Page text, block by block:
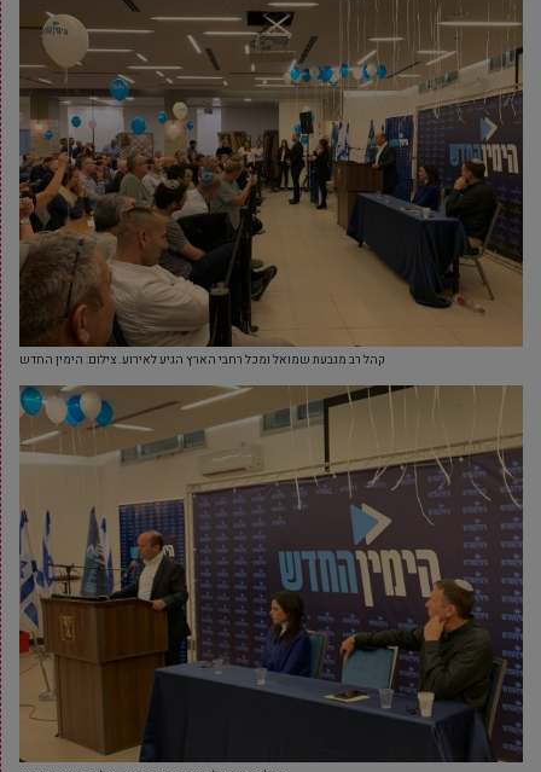
קהל רב מגבעת שמואל ומכל רחבי הארץ הגיע לאירוע. צילום: הימין החדש